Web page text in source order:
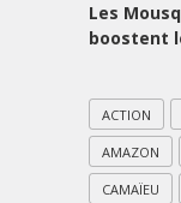
Les
boostent
ACTION
AMAZON
CAMAÏEU